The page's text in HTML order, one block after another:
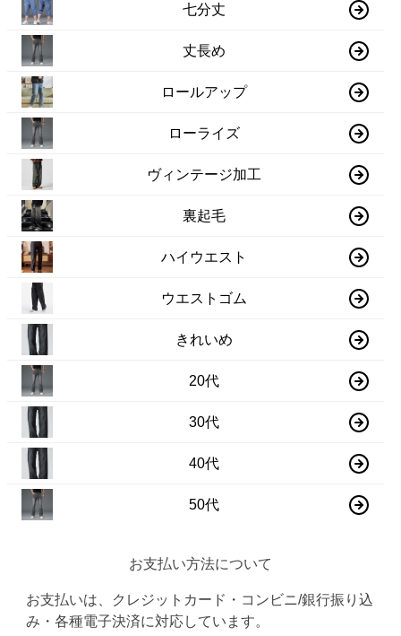
七分丈
丈長め
ロールアップ
ローライズ
ヴィンテージ加工
裏起毛
ハイウエスト
ウエストゴム
きれいめ
20代
30代
40代
50代
お支払い方法について
お支払いは、クレジットカード・コンビニ/銀行振り込
み・各種電子決済に対応しています。